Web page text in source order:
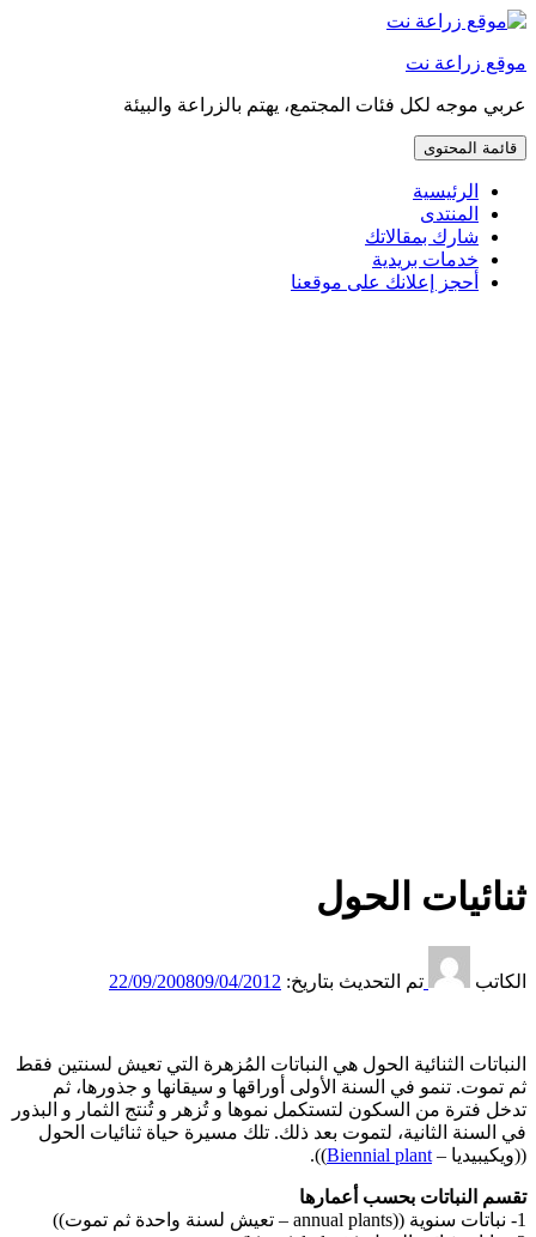
إذهب
إلى
موقع زراعة نت
عربي موجه لكل فئات المجتمع، يهتم بالزراعة والبيئة
قائمة المحتوى
الرئيسية
المنتدى
شارك بمقالاتك
خدمات بريدية
أحجز إعلانك على موقعنا
ثنائيات الحول
الكاتب تم التحديث بتاريخ: 22/09/200809/04/2012
النباتات الثنائية الحول هي النباتات المُزهرة التي تعيش لسنتين فقط
ثم تموت. تنمو في السنة الأولى أوراقها و سيقانها و جذورها، ثم
تدخل فترة من السكون لتستكمل نموها و تُزهر و تُنتج الثمار و البذور
في السنة الثانية، لتموت بعد ذلك. تلك مسيرة حياة ثنائيات الحول
((ويكيبيديا – Biennial plant
)).
تقسم النباتات بحسب أعمارها
1- نباتات سنوية ((annual plants – تعيش لسنة واحدة ثم تموت))